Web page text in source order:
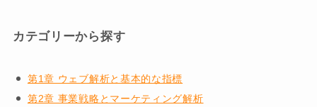
カテゴリーから探す
第1章 ウェブ解析と基本的な指標
第2章 事業戦略とマーケティング解析